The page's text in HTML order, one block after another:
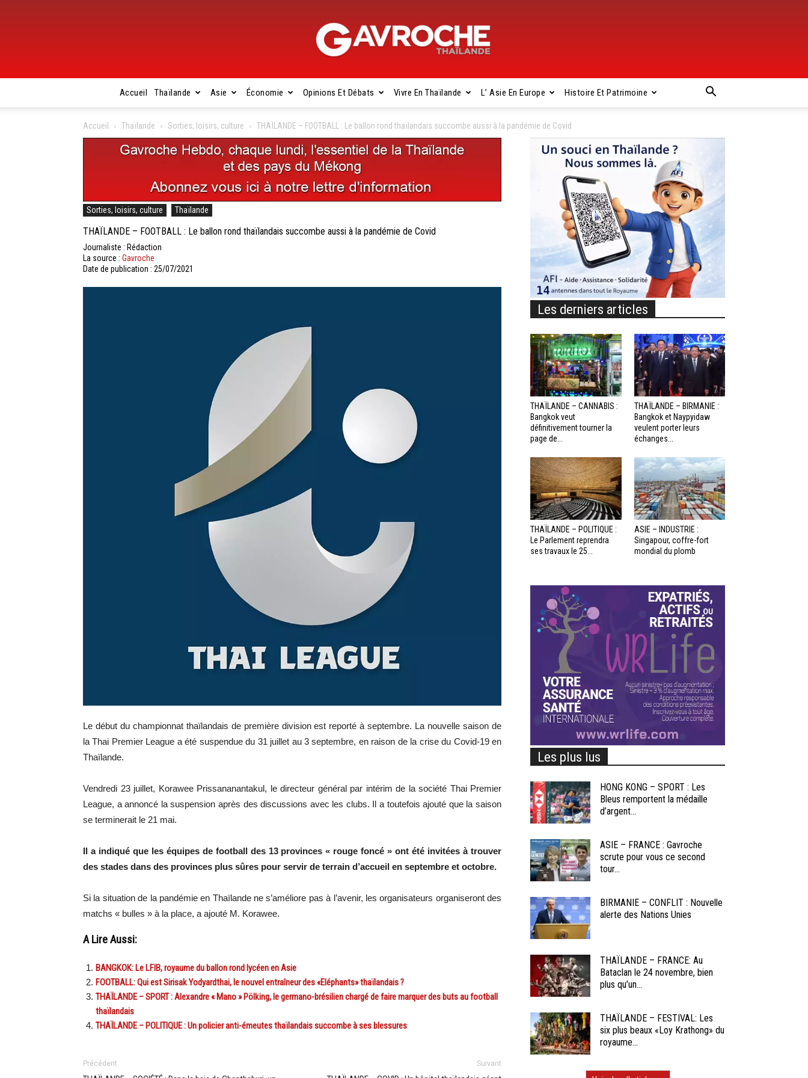
Gavroche
Accueil Thaïlande Asie Économie Opinions Et Débats Vivre En Thaïlande L’ Asie En Europe Histoire Et Patrimoine
Accueil Thaïlande Sorties, loisirs, culture THAÏLANDE – FOOTBALL : Le ballon rond thaïlandais succombe aussi à la pandémie de Covid
Sorties, loisirs, culture Thaïlande
THAÏLANDE – FOOTBALL : Le ballon rond thaïlandais succombe aussi à la pandémie de Covid
Journaliste : Rédaction
La source : Gavroche
Date de publication : 25/07/2021
Le début du championnat thaïlandais de première division est reporté à septembre. La nouvelle saison de
la Thai Premier League a été suspendue du 31 juillet au 3 septembre, en raison de la crise du Covid-19 en
Thaïlande.
Vendredi 23 juillet, Korawee Prissananantakul, le directeur général par intérim de la société Thai Premier
League, a annoncé la suspension après des discussions avec les clubs. Il a toutefois ajouté que la saison
se terminerait le 21 mai.
Il a indiqué que les équipes de football des 13 provinces « rouge foncé » ont été invitées à trouver
des stades dans des provinces plus sûres pour servir de terrain d’accueil en septembre et octobre.
Si la situation de la pandémie en Thaïlande ne s’améliore pas à l’avenir, les organisateurs organiseront des
matchs « bulles » à la place, a ajouté M. Korawee.
A Lire Aussi:
BANGKOK: Le LFIB, royaume du ballon rond lycéen en Asie
FOOTBALL: Qui est Sirisak Yodyardthai, le nouvel entraîneur des «Eléphants» thaïlandais ?
THAÏLANDE – SPORT : Alexandre « Mano » Pölking, le germano-brésilien chargé de faire marquer des buts au football
thaïlandais
THAÏLANDE – POLITIQUE : Un policier anti-émeutes thaïlandais succombe à ses blessures
Précédent Suivant
Les derniers articles
THAÏLANDE – CANNABIS :
Bangkok veut
définitivement tourner la
page de...
THAÏLANDE – BIRMANIE :
Bangkok et Naypyidaw
veulent porter leurs
échanges...
THAÏLANDE – POLITIQUE :
Le Parlement reprendra
ses travaux le 25...
ASIE – INDUSTRIE :
Singapour, coffre-fort
mondial du plomb
Les plus lus
HONG KONG – SPORT : Les
Bleus remportent la médaille
d’argent...
ASIE – FRANCE : Gavroche
scrute pour vous ce second
tour...
BIRMANIE – CONFLIT : Nouvelle
alerte des Nations Unies
THAÏLANDE – FRANCE: Au
Bataclan le 24 novembre, bien
plus qu’un...
THAÏLANDE – FESTIVAL: Les
six plus beaux «Loy Krathong» du
royaume...